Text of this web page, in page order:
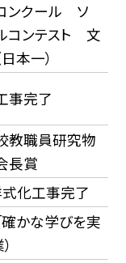
ンクール ソ
コンテスト 文
本一）
事完了
教職員研究物
長賞
化工事完了
かな学びを実